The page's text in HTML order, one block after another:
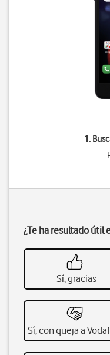
1.
¿Te ha resultado útil
Sí, gracias
Sí, con queja a